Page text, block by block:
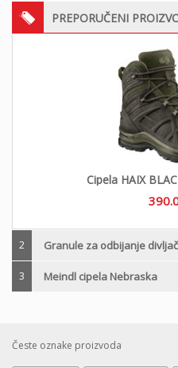
PREPORUČENI
Cipela HAIX
2 Granule za odbijanje
3 Meindl cipela Nebraska
Česte oznake proizvoda